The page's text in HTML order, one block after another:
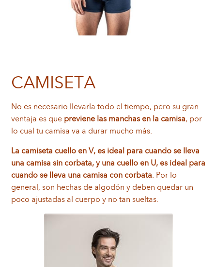
CAMISETA
No es necesario llevarla todo el tiempo, pero su gran
ventaja es que previene las manchas en la camisa, por
lo cual tu camisa va a durar mucho más.
La camiseta cuello en V, es ideal para cuando se lleva
una camisa sin corbata, y una cuello en U, es ideal para
cuando se lleva una camisa con corbata . Por lo
general, son hechas de algodón y deben quedar un
poco ajustadas al cuerpo y no tan sueltas.